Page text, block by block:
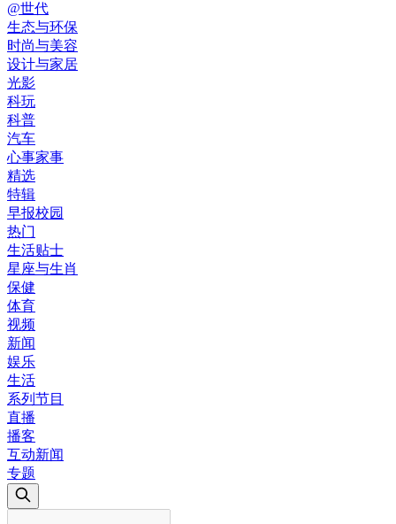
@世代
生态与环保
时尚与美容
设计与家居
光影
科玩
科普
汽车
心事家事
精选
特辑
早报校园
热门
生活贴士
星座与生肖
保健
体育
视频
新闻
娱乐
生活
系列节目
直播
播客
互动新闻
专题